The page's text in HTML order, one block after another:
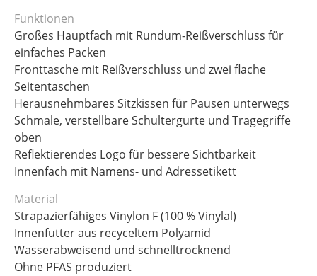
Funktionen
Großes Hauptfach mit Rundum-Reißverschluss für
einfaches Packen
Fronttasche mit Reißverschluss und zwei flache
Seitentaschen
Herausnehmbares Sitzkissen für Pausen unterwegs
Schmale, verstellbare Schultergurte und Tragegriffe
oben
Reflektierendes Logo für bessere Sichtbarkeit
Innenfach mit Namens- und Adressetikett
Material
Strapazierfähiges Vinylon F (100 % Vinylal)
Innenfutter aus recyceltem Polyamid
Wasserabweisend und schnelltrocknend
Ohne PFAS produziert